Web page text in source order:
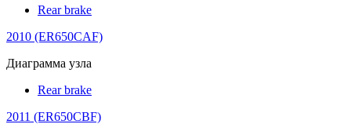
Rear brake
2010 (ER650CAF)
Диаграмма узла
Rear brake
2011 (ER650CBF)